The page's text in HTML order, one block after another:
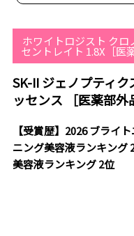
ホワイトロジスト クロ
セントレイト 1.8X［医
SK-II ジェノプティ
ッセンス ［医薬部外
【受賞歴】2026 ブライ
ニング美容液ランキング
美容液ランキング 2位